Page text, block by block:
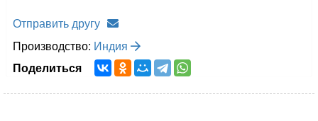
Отправить другу
Производство: Индия
Поделиться